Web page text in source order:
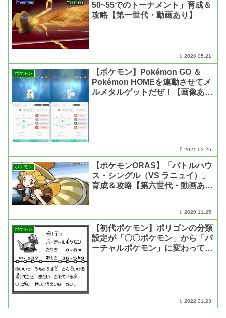
50~55でのトーナメント」育成＆
攻略【第一世代・動画あり】
2020.05.21
ポケモン
【ポケモン】Pokémon GO ＆
Pokémon HOMEを連動させてメ
ルメタルゲットだぜ！【画像あ
2021.03.25
ポケモン
【ポケモンORAS】「バトルハウ
ス・シングル（VS ラニュイ）」
育成＆攻略【第六世代・動画あ
2020.11.25
ポケモン
【初代ポケモン】ポリゴンの分類
設定が「〇〇ポケモン」から「バ
ーチャルポケモン」に変わってい
2022.01.23